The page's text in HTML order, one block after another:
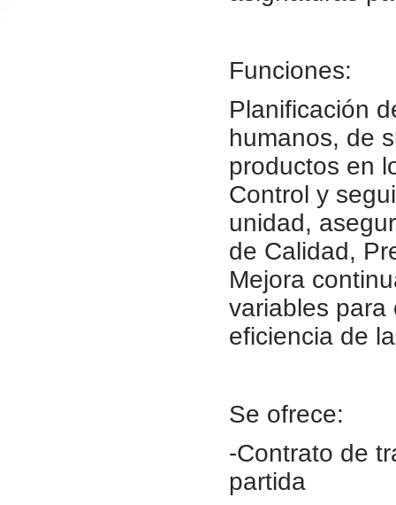
Funciones:
Planificación
humanos, de
productos en
Control y
unidad,
de Calidad,
Mejora
variables para
eficiencia de
Se ofrece:
-Contrato de
partida